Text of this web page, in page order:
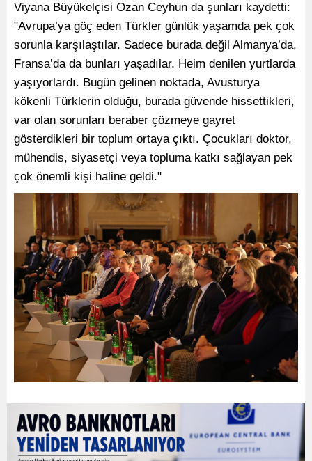
Viyana Büyükelçisi Ozan Ceyhun da şunları kaydetti:
"Avrupa’ya göç eden Türkler günlük yaşamda pek çok
sorunla karşılaştılar. Sadece burada değil Almanya’da,
Fransa’da da bunları yaşadılar. Heim denilen yurtlarda
yaşıyorlardı. Bugün gelinen noktada, Avusturya
kökenli Türklerin olduğu, burada güvende hissettikleri,
var olan sorunları beraber çözmeye gayret
gösterdikleri bir toplum ortaya çıktı. Çocukları doktor,
mühendis, siyasetçi veya topluma katkı sağlayan pek
çok önemli kişi haline geldi."